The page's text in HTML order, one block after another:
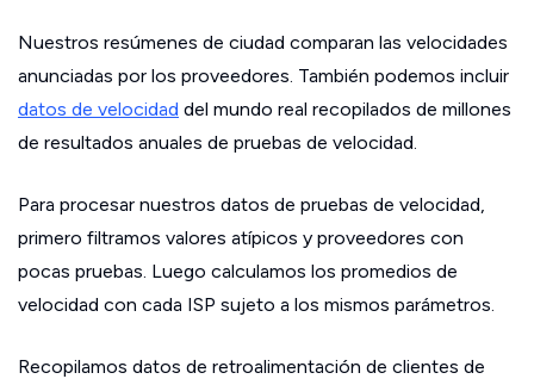
Nuestros resúmenes de ciudad comparan las velocidades
anunciadas por los proveedores. También podemos incluir
datos de velocidad del mundo real recopilados de millones
de resultados anuales de pruebas de velocidad.
Para procesar nuestros datos de pruebas de velocidad,
primero filtramos valores atípicos y proveedores con
pocas pruebas. Luego calculamos los promedios de
velocidad con cada ISP sujeto a los mismos parámetros.
Recopilamos datos de retroalimentación de clientes de